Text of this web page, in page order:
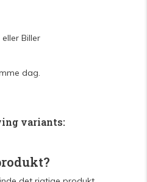
Biller
dag.
variants: